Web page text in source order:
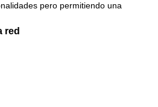
pero permitiendo una
red